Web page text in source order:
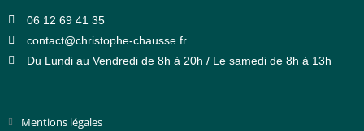
06 12 69 41 35
contact@christophe-chausse.fr
Du Lundi au Vendredi de 8h à 20h / Le samedi de 8h à 13h
Mentions légales